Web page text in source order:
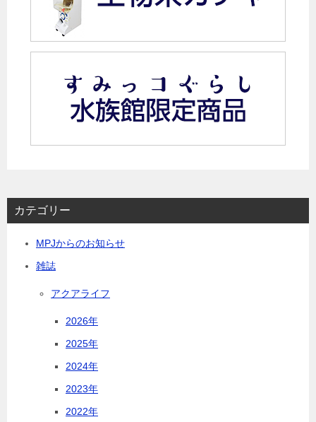
カテゴリー
MPJからのお知らせ
雑誌
アクアライフ
2026年
2025年
2024年
2023年
2022年